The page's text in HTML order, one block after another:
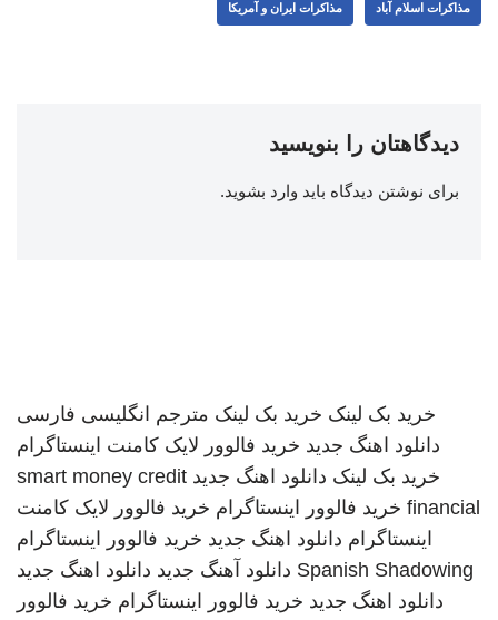
مذاکرات اسلام آباد مذاکرات ایران و آمریکا
دیدگاهتان را بنویسید
برای نوشتن دیدگاه باید وارد بشوید.
خرید بک لینک خرید بک لینک مترجم انگلیسی فارسی
دانلود اهنگ جدید خرید فالوور لایک کامنت اینستاگرام
خرید بک لینک دانلود اهنگ جدید smart money credit
financial خرید فالوور اینستاگرام خرید فالوور لایک کامنت
اینستاگرام دانلود اهنگ جدید خرید فالوور اینستاگرام
Spanish Shadowing دانلود آهنگ جدید دانلود اهنگ جدید
دانلود اهنگ جدید خرید فالوور اینستاگرام خرید فالوور